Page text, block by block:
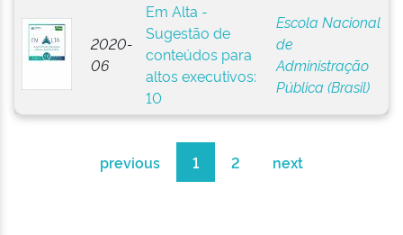
2020-
06
Em Alta -
Sugestão de
conteúdos para
altos executivos:
10
Escola Nacional
de
Administração
Pública (Brasil)
previous 1 2 next